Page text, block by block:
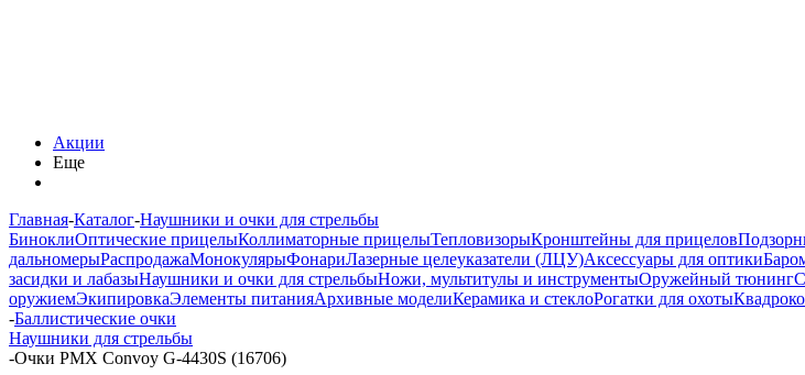
Акции
Еще
Главная-Каталог-Наушники и очки для стрельбы
БиноклиОптические прицелыКоллиматорные прицелыТепловизорыКронштейны для прицелов
дальномерыРаспродажаМонокулярыФонариЛазерные целеуказатели (ЛЦУ)Аксессуары для оптики
засидки и лабазыНаушники и очки для стрельбыНожи, мультитулы и инструментыОружейный тюнинг
оружиемЭкипировкаЭлементы питанияАрхивные моделиКерамика и стеклоРогатки для охоты
-Баллистические очки
Наушники для стрельбы
-Очки PMX Convoy G-4430S (16706)